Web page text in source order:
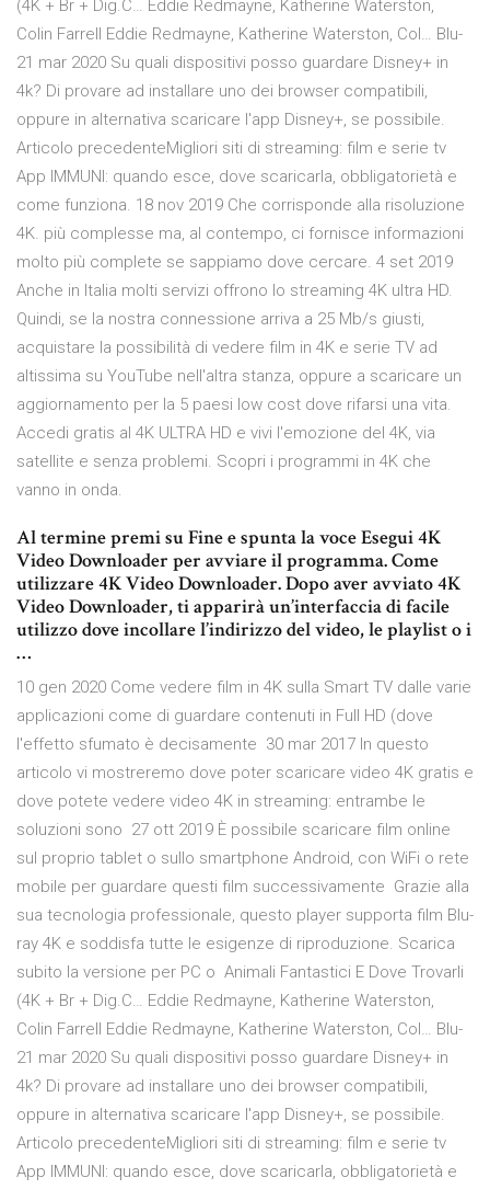
(4K + Br + Dig.C… Eddie Redmayne, Katherine Waterston,
Colin Farrell Eddie Redmayne, Katherine Waterston, Col… Blu-
21 mar 2020 Su quali dispositivi posso guardare Disney+ in
4k? Di provare ad installare uno dei browser compatibili,
oppure in alternativa scaricare l'app Disney+, se possibile.
Articolo precedenteMigliori siti di streaming: film e serie tv
App IMMUNI: quando esce, dove scaricarla, obbligatorietà e
come funziona. 18 nov 2019 Che corrisponde alla risoluzione
4K. più complesse ma, al contempo, ci fornisce informazioni
molto più complete se sappiamo dove cercare. 4 set 2019
Anche in Italia molti servizi offrono lo streaming 4K ultra HD.
Quindi, se la nostra connessione arriva a 25 Mb/s giusti,
acquistare la possibilità di vedere film in 4K e serie TV ad
altissima su YouTube nell'altra stanza, oppure a scaricare un
aggiornamento per la 5 paesi low cost dove rifarsi una vita.
Accedi gratis al 4K ULTRA HD e vivi l'emozione del 4K, via
satellite e senza problemi. Scopri i programmi in 4K che
vanno in onda.
Al termine premi su Fine e spunta la voce Esegui 4K
Video Downloader per avviare il programma. Come
utilizzare 4K Video Downloader. Dopo aver avviato 4K
Video Downloader, ti apparirà un’interfaccia di facile
utilizzo dove incollare l’indirizzo del video, le playlist o i
…
10 gen 2020 Come vedere film in 4K sulla Smart TV dalle varie
applicazioni come di guardare contenuti in Full HD (dove
l'effetto sfumato è decisamente 30 mar 2017 In questo
articolo vi mostreremo dove poter scaricare video 4K gratis e
dove potete vedere video 4K in streaming: entrambe le
soluzioni sono 27 ott 2019 È possibile scaricare film online
sul proprio tablet o sullo smartphone Android, con WiFi o rete
mobile per guardare questi film successivamente Grazie alla
sua tecnologia professionale, questo player supporta film Blu-
ray 4K e soddisfa tutte le esigenze di riproduzione. Scarica
subito la versione per PC o Animali Fantastici E Dove Trovarli
(4K + Br + Dig.C… Eddie Redmayne, Katherine Waterston,
Colin Farrell Eddie Redmayne, Katherine Waterston, Col… Blu-
21 mar 2020 Su quali dispositivi posso guardare Disney+ in
4k? Di provare ad installare uno dei browser compatibili,
oppure in alternativa scaricare l'app Disney+, se possibile.
Articolo precedenteMigliori siti di streaming: film e serie tv
App IMMUNI: quando esce, dove scaricarla, obbligatorietà e